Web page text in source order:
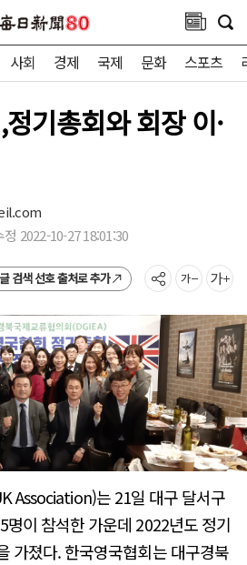
사회 경제 국제 문화 스포츠
기총회와 회장 이·
2022-10-27 18:01:30
검색 선호 출처로 추가
Association)는 21일 대구 달서구
명이 참석한 가운데 2022년도 정기
가졌다. 한국영국협회는 대구경북